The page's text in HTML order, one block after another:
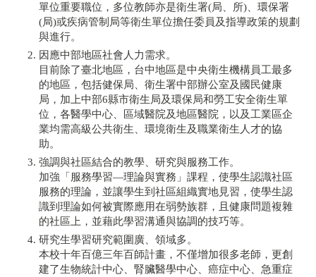
單位重要職位，多位教師亦是衛生署(局、所)、環保署
(局)或疾病管制局等衛生單位擔任委員及指導政策的規劃
與進行。
因應中部地區社會人力需求。
目前除了臺北地區，台中地區是中央衛生機構員工最多
的地區，包括健保局、衛生署中部辦公室及國民健康
局，加上中部6縣市衛生局及環保局和勞工安全衛生單
位，各醫學中心、區域醫院及地區醫院，以及工業區企
業均需高級公共衛生、環境衛生及職業衛生人才的協
助。
強調與社區結合的教學、研究與服務工作。
加強「服務學習—理論與實務」課程，使學生認識社區
服務的理論，並讓學生到社區組織實地見習，使學生認
識到理論如何被實際應用在弱勢族群，且健康問題複雜
的社區上，並藉此學習溝通與協調的技巧等。
研究生學習研究範圍廣、領域多。
本校十年百億三年百師計畫，不僅增加很多老師，更創
建了生物統計中心、腎臟醫學中心、癌症中心、急重症